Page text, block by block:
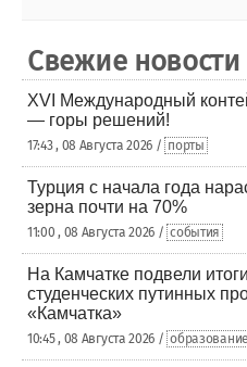
Свежие новости
XVI Международный
— горы решений!
17:43 , 08 Августа 2026 / порты
Турция с начала года
зерна почти на 70%
11:00 , 08 Августа 2026 / события
На Камчатке подвели
студенческих путинных
«Камчатка»
10:45 , 08 Августа 2026 / образование